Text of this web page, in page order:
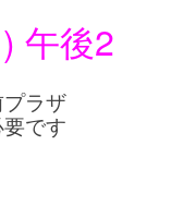
午後2
ラザ
です